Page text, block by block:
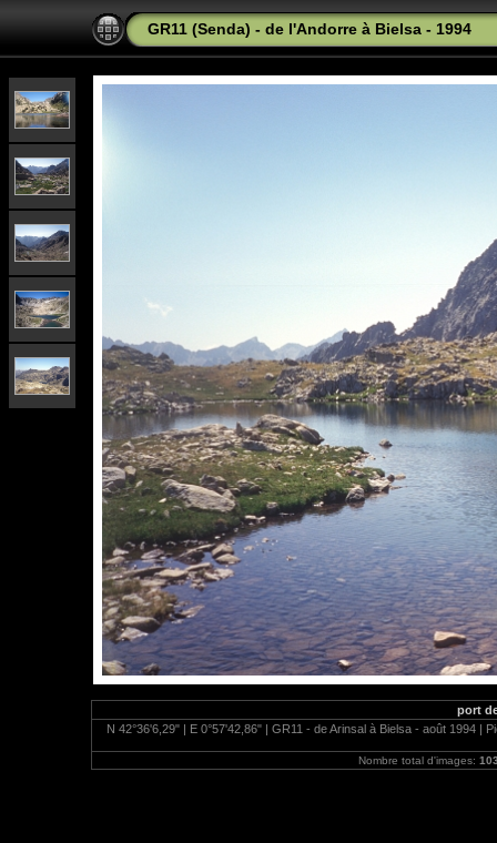
GR11 (Senda) - de l'Andorre à Bielsa - 1994
port
N 42°36'6,29" | E 0°57'42,86" | GR11 - de Arinsal à Bielsa - août 1994
Nombre total d'images: